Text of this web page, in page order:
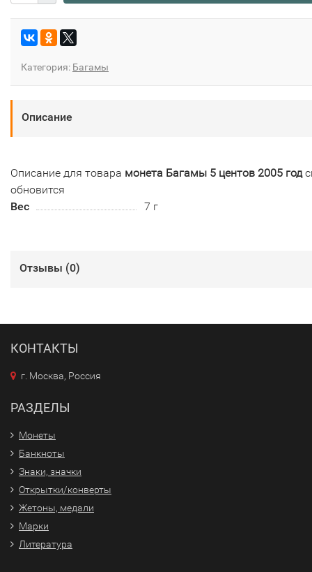
Категория: Багамы
Описание
Описание для товара монета Багамы 5 центов 2005 год
обновится
Вес
7 г
Отзывы (0)
КОНТАКТЫ
г. Москва, Россия
РАЗДЕЛЫ
Монеты
Банкноты
Знаки, значки
Открытки/конверты
Жетоны, медали
Марки
Литература